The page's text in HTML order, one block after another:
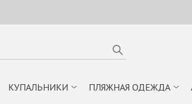
КУПАЛЬНИКИ ПЛЯЖНАЯ ОДЕЖДА